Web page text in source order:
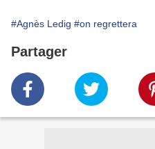
#Agnès Ledig #on regrettera
Partager